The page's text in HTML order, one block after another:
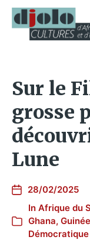
Sur le
grosse
Lune
28/02/2025
In Afrique du
Ghana, Guinée